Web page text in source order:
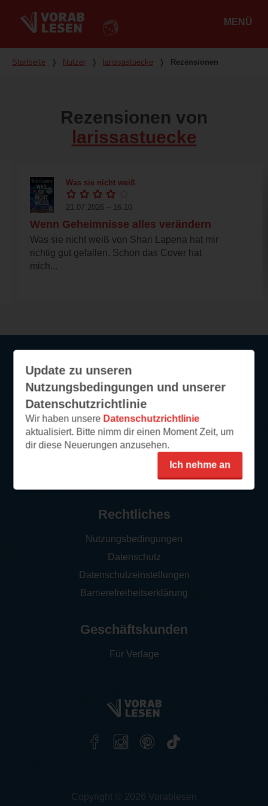
MENÜ
Du bist hier
Startseite ❭ Nutzer ❭ larissastuecke ❭ Rezensionen
Rezensionen von
larissastuecke
Was sie nicht weiß
21.07.2026 – 16:10
Wenn Geheimnisse alles verändern
Was sie nicht weiß von Shari Lapena hat mir
richtig gut gefallen. Schon das Cover hat
mich...
Update zu unseren
Nutzungsbedingungen und unserer
Datenschutzrichtlinie
Wir haben unsere Datenschutzrichtlinie
aktualisiert. Bitte nimm dir einen Moment Zeit, um
dir diese Neuerungen anzusehen.
Ich nehme an
Service
So funktioniert‘s
FAQ
Newsletter abonnieren
Rechtliches
Nutzungsbedingungen
Datenschutz
Datenschutzeinstellungen
Barrierefreiheitserklärung
Geschäftskunden
Für Verlage
Copyright © 2026 Vorablesen